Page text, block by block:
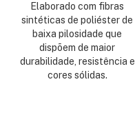
Elaborado com fibras
sintéticas de poliéster de
baixa pilosidade que
dispõem de maior
durabilidade, resistência e
cores sólidas.